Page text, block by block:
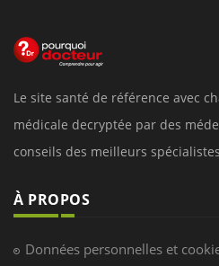
Le site santé de référence avec
médicale decryptée par des
conseils des meilleurs
À PROPOS
Données personnelles et